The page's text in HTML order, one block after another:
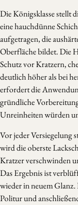
Die Königsklasse stellt
eine hauchdünne
aufgetragen, die
Oberfläche bildet. Die
Schutz vor Kratzern,
deutlich höher als bei
erfordert die
gründliche
Unreinheiten würden
Vor jeder Versiegelung
wird die oberste
Kratzer verschwinden
Das Ergebnis ist
wieder in neuem
Politur und